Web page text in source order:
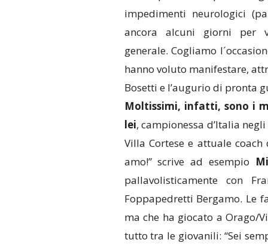
impedimenti neurologici
ancora alcuni giorni per
generale. Cogliamo
hanno voluto manifestare,
Bosetti e l’augurio di pronta
Moltissimi, infatti, sono i
lei, campionessa d’Italia
Villa Cortese e attuale
amo!” scrive ad esempio
pallavolisticamente con
Foppapedretti Bergamo. Le
ma che ha giocato a Orago/
tutto tra le giovanili: “Sei